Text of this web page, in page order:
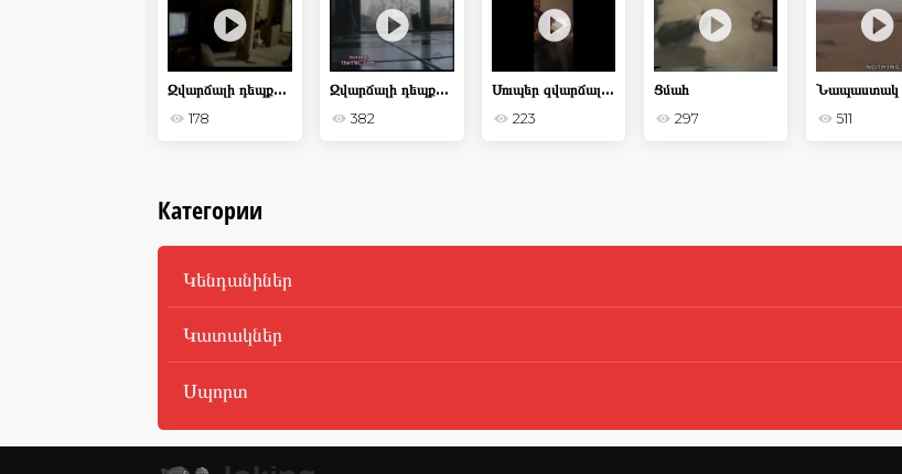
Զվարճալի դեպքեր կատուների կյանքից
178
Զվարճալի դեպքեր ընտանի կենդանիների հետ
382
Սուպեր զվարճալի պահերի եւ անհաջողությունների հավաքում
223
Ցմահ
297
Նապաստակ
511
Категории
Կենդանիներ
Կատակներ
Սպորտ